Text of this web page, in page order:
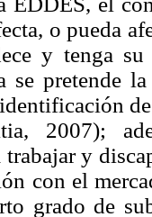
o pueda
y tenga
se pretende
2007);
trabajar y
con el
grado de